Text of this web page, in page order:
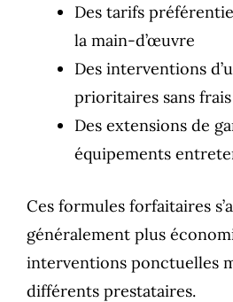
Des tarifs
la main-d’œuvre
Des interventions
prioritaires sans
Des extensions de
équipements
Ces formules forfaitaires
généralement plus
interventions ponctuelles
différents prestataires.